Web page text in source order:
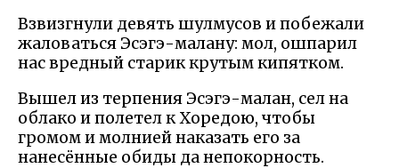
Взвизгнули девять шулмусов и побежали
жаловаться Эсэгэ-малану: мол, ошпарил
нас вредный старик крутым кипятком.
Вышел из терпения Эсэгэ-малан, сел на
облако и полетел к Хоредою, чтобы
громом и молнией наказать его за
нанесённые обиды да непокорность.